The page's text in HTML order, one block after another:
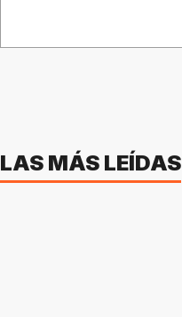
LAS MÁS LEÍDAS